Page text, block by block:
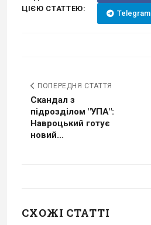
ЦІЄЮ СТАТТЕЮ:
Telegram
ПОПЕРЕДНЯ СТАТТЯ
Скандал з
підрозділом "УПА":
Навроцький готує
новий...
СХОЖІ СТАТТІ